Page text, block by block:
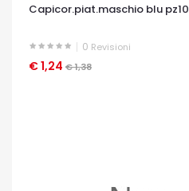
Capicor.piat.maschio blu pz10
0 Revisioni
€ 1,24 € 1,38
OCCHIATA VELOCE